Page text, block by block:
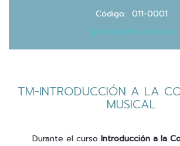
Código: 011-0001
Aplicar para una beca
TM-INTRODUCCIÓN A LA
MUSICAL
Durante el curso Introducción a la